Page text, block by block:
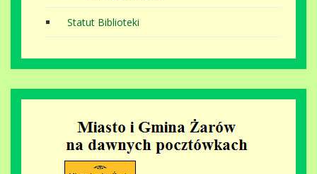
Statut Biblioteki